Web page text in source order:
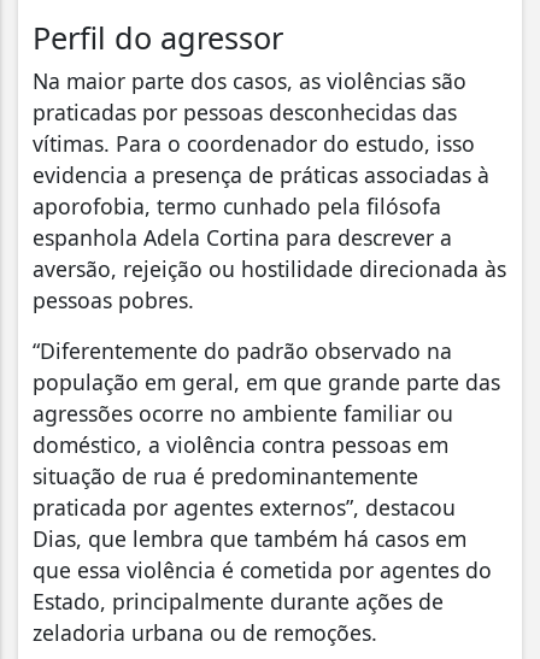
Perfil do agressor
Na maior parte dos casos, as violências são
praticadas por pessoas desconhecidas das
vítimas. Para o coordenador do estudo, isso
evidencia a presença de práticas associadas à
aporofobia, termo cunhado pela filósofa
espanhola Adela Cortina para descrever a
aversão, rejeição ou hostilidade direcionada às
pessoas pobres.
“Diferentemente do padrão observado na
população em geral, em que grande parte das
agressões ocorre no ambiente familiar ou
doméstico, a violência contra pessoas em
situação de rua é predominantemente
praticada por agentes externos”, destacou
Dias, que lembra que também há casos em
que essa violência é cometida por agentes do
Estado, principalmente durante ações de
zeladoria urbana ou de remoções.